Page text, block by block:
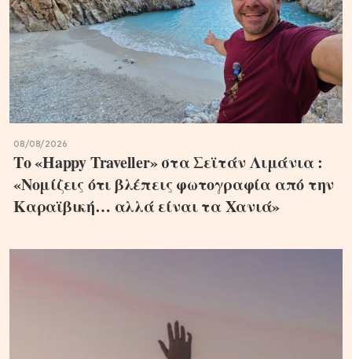
08/08/2026
Το «Happy Traveller» στα Σεϊτάν Λιμάνια :
«Νομίζεις ότι βλέπεις φωτογραφία από την
Καραϊβική… αλλά είναι τα Χανιά»